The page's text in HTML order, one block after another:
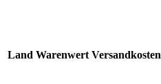
Land Warenwert Versandkosten